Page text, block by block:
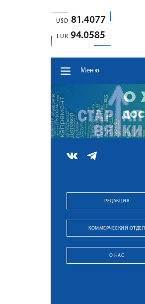
USD 81.4077
EUR 94.0585
Меню
РЕДАКЦИЯ
КОММЕРЧЕСКИЙ ОТДЕЛ
О НАС